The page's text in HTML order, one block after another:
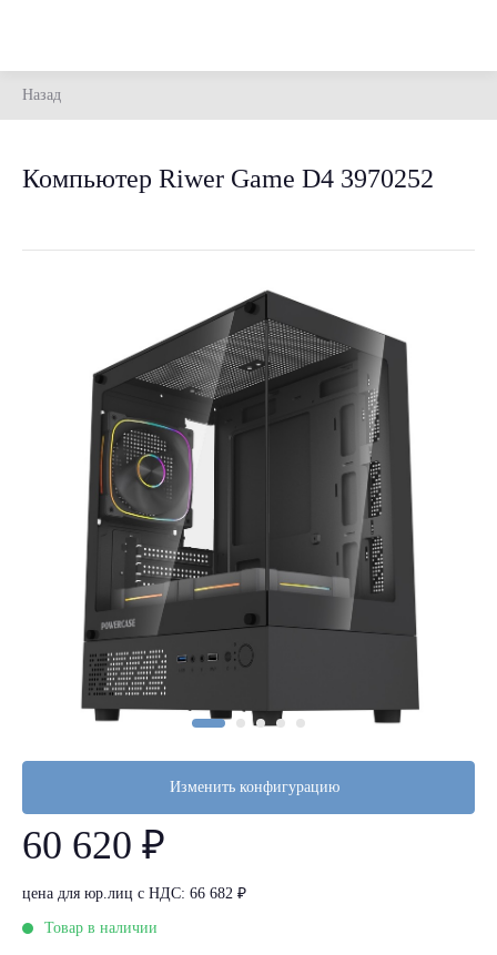
Назад
Компьютер Riwer Game D4 3970252
Изменить конфигурацию
60 620 ₽
цена для юр.лиц с НДС: 66 682 ₽
Товар в наличии